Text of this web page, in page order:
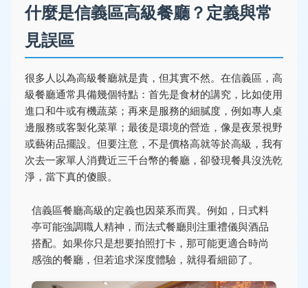
什麼是信義區高級餐廳？定義與常
見誤區
很多人以為高級餐廳就是貴，但其實不然。在信義區，高
級餐廳通常具備幾個特點：首先是食材的講究，比如使用
進口和牛或有機蔬菜；再來是服務的細膩度，例如專人桌
邊服務或客製化菜單；最後是環境的營造，像是夜景視野
或藝術品擺設。但要注意，不是價格高就等於高級，我有
次去一家單人消費近三千台幣的餐廳，卻發現餐具沒洗乾
淨，當下真的傻眼。
信義區餐廳高級的定義也因菜系而異。例如，日式料
亭可能強調職人精神，而法式餐廳則注重禮儀與酒品
搭配。如果你只是想要拍照打卡，那可能更適合時尚
感強的餐廳，但若追求深度體驗，就得看細節了。